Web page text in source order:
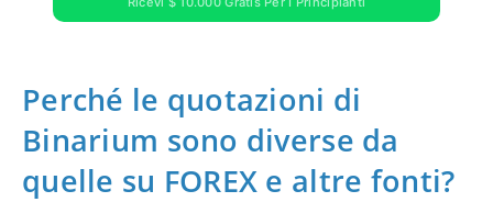
Perché le quotazioni di
Binarium sono diverse da
quelle su FOREX e altre fonti?